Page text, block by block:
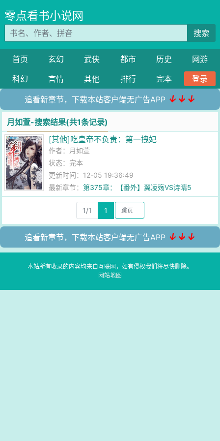
零点看书小说网
搜索
首页 玄幻 武侠 都市 历史
网游
科幻
言情 其他 排行 完本 登录
追看新章节，下载本站客户端无广告APP ↓↓↓
月如萱-搜索结果(共1条记录)
[其他]吃皇帝不负责：第一拽妃
作者： 月如萱
状态：完本
更新时间：12-05 19:36:49
最新章节：第375章：【番外】翼凌殇VS诗晴5
1/1 1
追看新章节，下载本站客户端无广告APP ↓↓↓
本站所有收录的内容均来自互联网，如有侵权我们将尽快删除。
网站地图